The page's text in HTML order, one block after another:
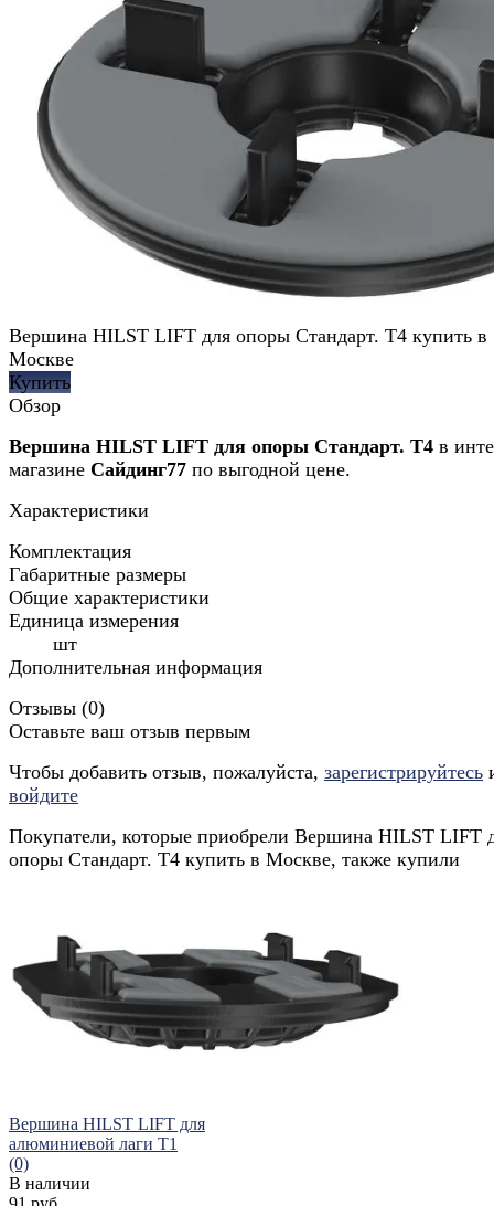
Вершина HILST LIFT для опоры Стандарт. Т4 купить в
Москве
Купить
Обзор
Вершина HILST LIFT для опоры Стандарт. Т4 в
магазине Сайдинг77 по выгодной цене.
Характеристики
Комплектация
Габаритные размеры
Общие характеристики
Единица измерения
шт
Дополнительная информация
Отзывы (0)
Оставьте ваш отзыв первым
Чтобы добавить отзыв, пожалуйста, зарегистрируйтесь
войдите
Покупатели, которые приобрели Вершина HILST LIFT
опоры Стандарт. Т4 купить в Москве, также купили
Вершина HILST LIFT для
алюминиевой лаги Т1
(0)
В наличии